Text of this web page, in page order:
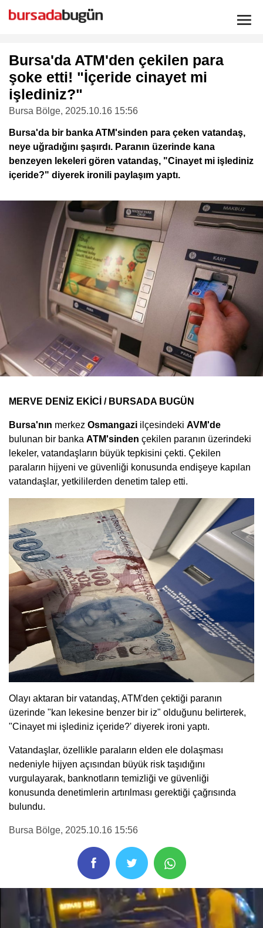
Bursa'da ATM'den çekilen para
şoke etti! "İçeride cinayet mi
işlediniz?"
Bursa Bölge, 2025.10.16 15:56
Bursa'da bir banka ATM'sinden para çeken vatandaş,
neye uğradığını şaşırdı. Paranın üzerinde kana
benzeyen lekeleri gören vatandaş, "Cinayet mi işlediniz
içeride?" diyerek ironili paylaşım yaptı.
MERVE DENİZ EKİCİ / BURSADA BUGÜN
Bursa'nın merkez Osmangazi ilçesindeki AVM'de
bulunan bir banka ATM'sinden çekilen paranın üzerindeki
lekeler, vatandaşların büyük tepkisini çekti. Çekilen
paraların hijyeni ve güvenliği konusunda endişeye kapılan
vatandaşlar, yetkililerden denetim talep etti.
Olayı aktaran bir vatandaş, ATM'den çektiği paranın
üzerinde "kan lekesine benzer bir iz" olduğunu belirterek,
"Cinayet mi işlediniz içeride?' diyerek ironi yaptı.
Vatandaşlar, özellikle paraların elden ele dolaşması
nedeniyle hijyen açısından büyük risk taşıdığını
vurgulayarak, banknotların temizliği ve güvenliği
konusunda denetimlerin artırılması gerektiği çağrısında
bulundu.
Bursa Bölge, 2025.10.16 15:56